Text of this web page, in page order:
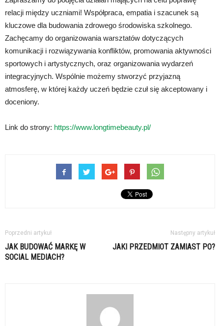
relacji między uczniami! Współpraca, empatia i szacunek są
kluczowe dla budowania zdrowego środowiska szkolnego.
Zachęcamy do organizowania warsztatów dotyczących
komunikacji i rozwiązywania konfliktów, promowania aktywności
sportowych i artystycznych, oraz organizowania wydarzeń
integracyjnych. Wspólnie możemy stworzyć przyjazną
atmosferę, w której każdy uczeń będzie czuł się akceptowany i
doceniony.
Link do strony: https://www.longtimebeauty.pl/
Poprzedni artykuł
JAK BUDOWAĆ MARKĘ W
SOCIAL MEDIACH?
Następny artykuł
JAKI PRZEDMIOT ZAMIAST PO?